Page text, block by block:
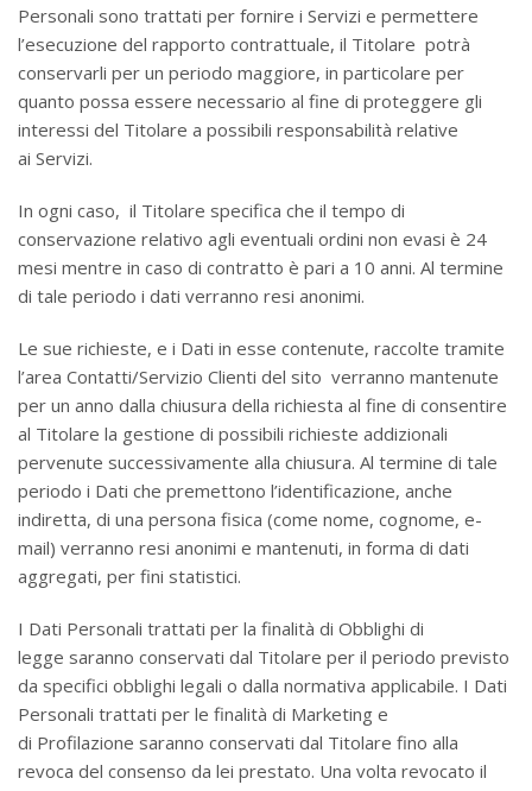
Personali sono trattati per fornire i Servizi e permettere
l’esecuzione del rapporto contrattuale, il Titolare potrà
conservarli per un periodo maggiore, in particolare per
quanto possa essere necessario al fine di proteggere gli
interessi del Titolare a possibili responsabilità relative
ai Servizi.
In ogni caso, il Titolare specifica che il tempo di
conservazione relativo agli eventuali ordini non evasi è 24
mesi mentre in caso di contratto è pari a 10 anni. Al termine
di tale periodo i dati verranno resi anonimi.
Le sue richieste, e i Dati in esse contenute, raccolte tramite
l’area Contatti/Servizio Clienti del sito verranno mantenute
per un anno dalla chiusura della richiesta al fine di consentire
al Titolare la gestione di possibili richieste addizionali
pervenute successivamente alla chiusura. Al termine di tale
periodo i Dati che premettono l’identificazione, anche
indiretta, di una persona fisica (come nome, cognome, e-
mail) verranno resi anonimi e mantenuti, in forma di dati
aggregati, per fini statistici.
I Dati Personali trattati per la finalità di Obblighi di
legge saranno conservati dal Titolare per il periodo previsto
da specifici obblighi legali o dalla normativa applicabile. I Dati
Personali trattati per le finalità di Marketing e
di Profilazione saranno conservati dal Titolare fino alla
revoca del consenso da lei prestato. Una volta revocato il